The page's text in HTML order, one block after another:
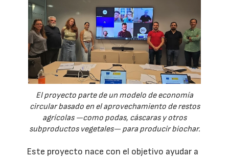
El proyecto parte de un modelo de economía
circular basado en el aprovechamiento de restos
agrícolas —como podas, cáscaras y otros
subproductos vegetales— para producir biochar.
Este proyecto nace con el objetivo ayudar a